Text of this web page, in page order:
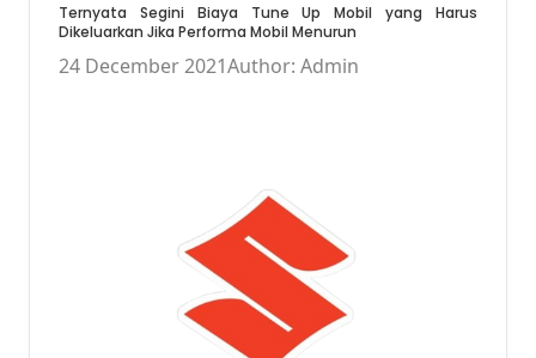
Ternyata Segini Biaya Tune Up Mobil yang Harus
Dikeluarkan Jika Performa Mobil Menurun
24 December 2021Author: Admin